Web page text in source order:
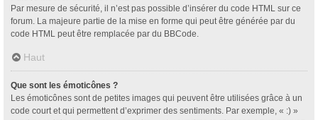
Par mesure de sécurité, il n’est pas possible d’insérer du code HTML sur ce
forum. La majeure partie de la mise en forme qui peut être générée par du
code HTML peut être remplacée par du BBCode.
Haut
Que sont les émoticônes ?
Les émoticônes sont de petites images qui peuvent être utilisées grâce à un
code court et qui permettent d’exprimer des sentiments. Par exemple, « :) »